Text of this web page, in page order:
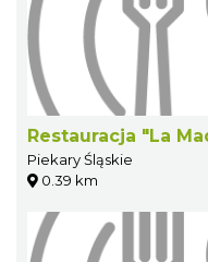
Restauracja "La
Piekary Śląskie
0.39 km